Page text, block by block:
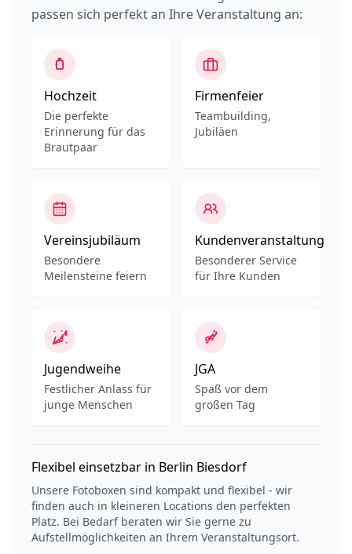
passen sich perfekt an Ihre Veranstaltung an:
Hochzeit
Die perfekte
Erinnerung für das
Brautpaar
Firmenfeier
Teambuilding,
Jubiläen
Vereinsjubiläum
Besondere
Meilensteine feiern
Kundenveranstaltung
Besonderer Service
für Ihre Kunden
Jugendweihe
Festlicher Anlass für
junge Menschen
JGA
Spaß vor dem
großen Tag
Flexibel einsetzbar in Berlin Biesdorf
Unsere Fotoboxen sind kompakt und flexibel - wir
finden auch in kleineren Locations den perfekten
Platz. Bei Bedarf beraten wir Sie gerne zu
Aufstellmöglichkeiten an Ihrem Veranstaltungsort.